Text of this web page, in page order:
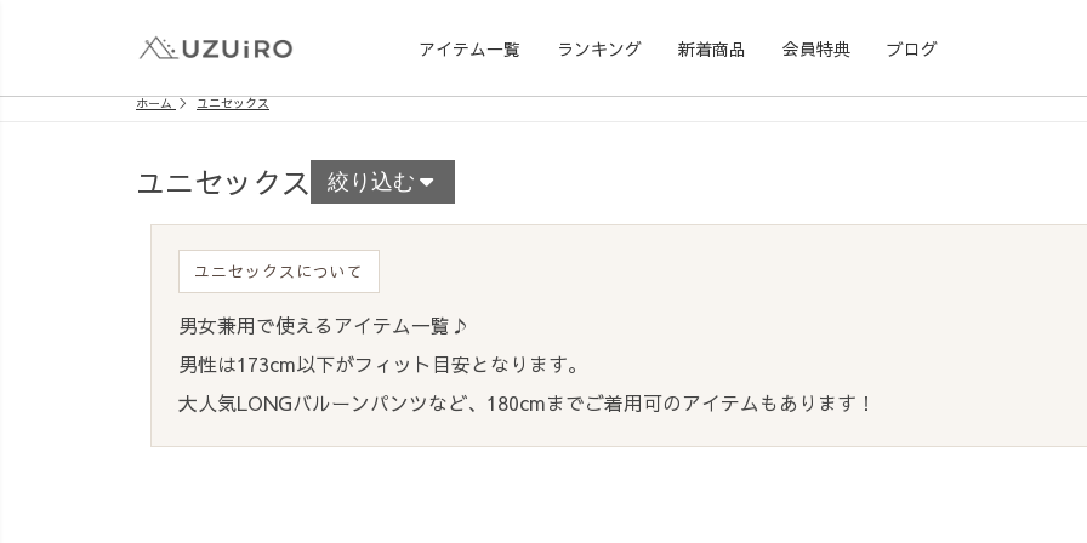
アイテム一覧 ランキング 新着商品 会員特典 ブログ
ホーム ユニセックス
ユニセックス 絞り込む
ユニセックスについて
男女兼用で使えるアイテム一覧♪
男性は173cm以下がフィット目安となります。
大人気LONGバルーンパンツなど、180cmまでご着用可のアイテムもあります！